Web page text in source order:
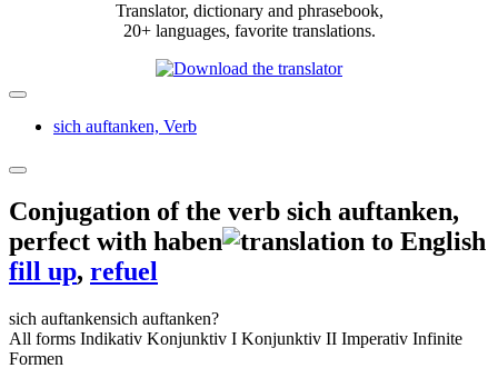
Translator, dictionary and phrasebook,
20+ languages, favorite translations.
sich auftanken, Verb
Conjugation of the verb sich auftanken,
perfect with haben
fill up, refuel
sich auftankensich auftanken?
All forms Indikativ Konjunktiv I Konjunktiv II Imperativ Infinite
Formen